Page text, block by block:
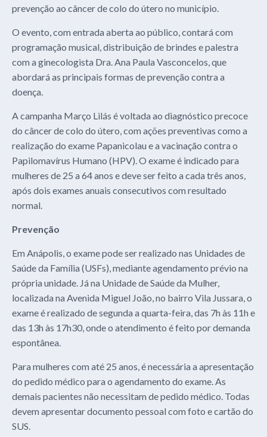
prevenção ao câncer de colo do útero no município.
O evento, com entrada aberta ao público, contará com
programação musical, distribuição de brindes e palestra
com a ginecologista Dra. Ana Paula Vasconcelos, que
abordará as principais formas de prevenção contra a
doença.
A campanha Março Lilás é voltada ao diagnóstico precoce
do câncer de colo do útero, com ações preventivas como a
realização do exame Papanicolau e a vacinação contra o
Papilomavírus Humano (HPV). O exame é indicado para
mulheres de 25 a 64 anos e deve ser feito a cada três anos,
após dois exames anuais consecutivos com resultado
normal.
Prevenção
Em Anápolis, o exame pode ser realizado nas Unidades de
Saúde da Família (USFs), mediante agendamento prévio na
própria unidade. Já na Unidade de Saúde da Mulher,
localizada na Avenida Miguel João, no bairro Vila Jussara, o
exame é realizado de segunda a quarta-feira, das 7h às 11h e
das 13h às 17h30, onde o atendimento é feito por demanda
espontânea.
Para mulheres com até 25 anos, é necessária a apresentação
do pedido médico para o agendamento do exame. As
demais pacientes não necessitam de pedido médico. Todas
devem apresentar documento pessoal com foto e cartão do
SUS.